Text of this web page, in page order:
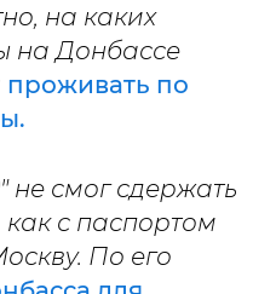
на каких
на Донбассе
проживать по
не смог сдержать
с паспортом
По его